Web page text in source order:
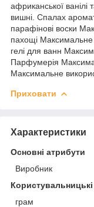
африканської ванілі
вишні. Спалах
парафінові воски
пахощі Максимальне
гелі для ванн
Парфумерія
Максимальне
Приховати
Характеристики
Основні атрибути
Виробник
грам